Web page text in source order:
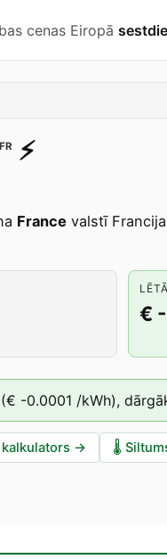
cenas Eiropā
FR ⚡️
France valstī
€
(€ -0.0001 /kWh),
→ 🌡️